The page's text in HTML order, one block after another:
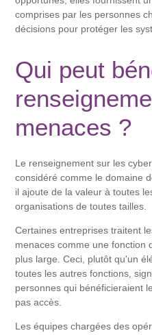
comprises par les personnes
décisions pour protéger les
Qui peut
menaces ?
Le renseignement sur les
considéré comme le domaine
il ajoute de la valeur à toutes
organisations de toutes tailles.
Certaines entreprises traitent
menaces comme une fonction
plus large. Ceci, plutôt qu'un
toutes les autres fonctions,
personnes qui bénéficieraient
pas accès.
Les équipes chargées des